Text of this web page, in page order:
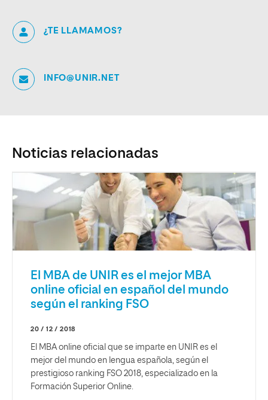
¿TE LLAMAMOS?
INFO@UNIR.NET
Noticias relacionadas
El MBA de UNIR es el mejor MBA
online oficial en español del mundo
según el ranking FSO
20 / 12 / 2018
El MBA online oficial que se imparte en UNIR es el
mejor del mundo en lengua española, según el
prestigioso ranking FSO 2018, especializado en la
Formación Superior Online.